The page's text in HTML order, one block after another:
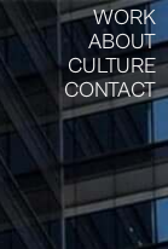
WORK
WORK
ABOUT
ABOUT
CULTURE
CULTURE
CONTACT
CONTACT